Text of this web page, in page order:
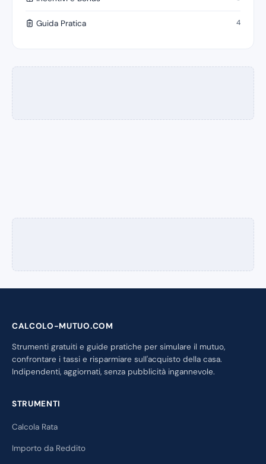
Guida Pratica 4
CALCOLO-MUTUO.COM
Strumenti gratuiti e guide pratiche per simulare il mutuo,
confrontare i tassi e risparmiare sull'acquisto della casa.
Indipendenti, aggiornati, senza pubblicità ingannevole.
STRUMENTI
Calcola Rata
Importo da Reddito